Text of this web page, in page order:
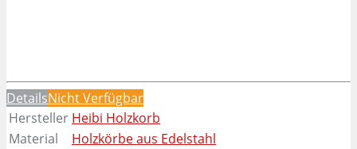
DetailsNicht Verfügbar
Hersteller Heibi Holzkorb
Material
Holzkörbe aus Edelstahl